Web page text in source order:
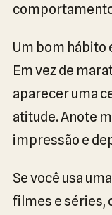
Um bom hábito
Em vez de
aparecer uma
atitude. Anote
impressão e
Se você usa
filmes e séries,